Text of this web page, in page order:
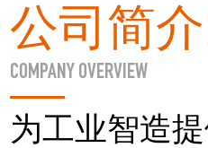
公司简
COMPANY OVERVIEW
为工业智造